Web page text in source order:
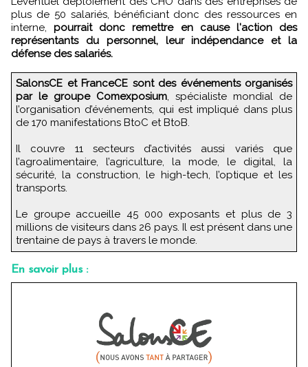
plus de 50 salariés, bénéficiant donc des ressources en
interne,pourrait donc remettre en cause l'action des
représentants du personnel, leur indépendance et la
défense des salariés.
SalonsCE et FranceCE sont des événements organisés
par le groupe Comexposium , spécialiste mondial de
l’organisation d’événements, qui est impliqué dans plus
de 170 manifestations BtoC et BtoB.
Il couvre 11 secteurs d’activités aussi variés que
l’agroalimentaire, l’agriculture, la mode, le digital, la
sécurité, la construction, le high-tech, l’optique et les
transports.
Le groupe accueille 45 000 exposants et plus de 3
millions de visiteurs dans 26 pays. Il est présent dans une
trentaine de pays à travers le monde.
En savoir plus :